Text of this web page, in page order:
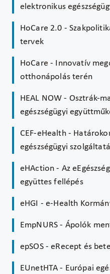
elektronikus
HoCare 2.0 -
tervek
HoCare - Innovatív
otthonápolás terén
HEAL NOW - Osztrák-
egészségügyi
CEF-eHealth -
egészségügyi
eHAction - Az
együttes fellépés
eHGI - e-Health
EmpNURS - Ápolók
epSOS - eRecept és
EUnetHTA - Európai